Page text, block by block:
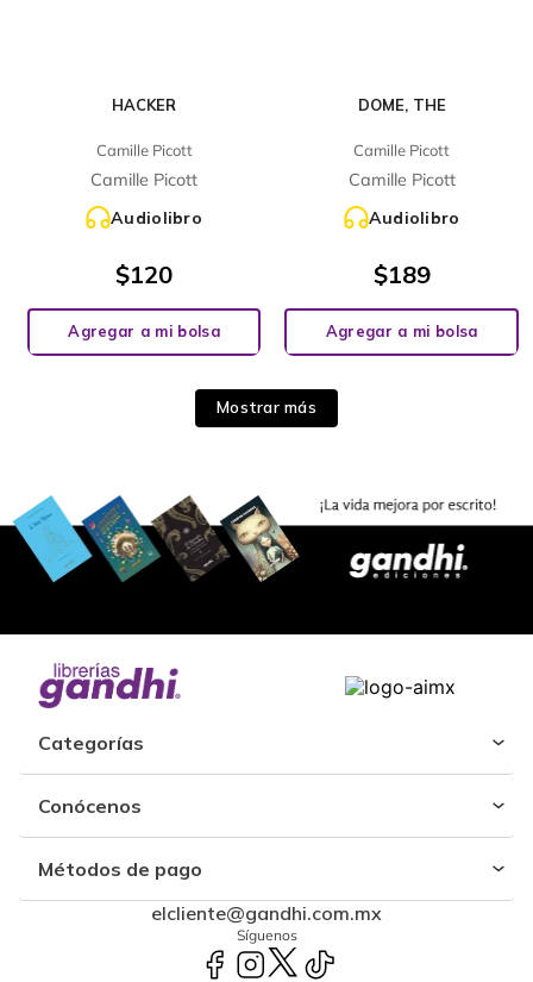
HACKER
Camille Picott
Camille Picott
Audiolibro
$120
Agregar a mi bolsa
DOME, THE
Camille Picott
Camille Picott
Audiolibro
$189
Agregar a mi bolsa
Mostrar más
Categorías
Conócenos
Métodos de pago
elcliente@gandhi.com.mx
Síguenos